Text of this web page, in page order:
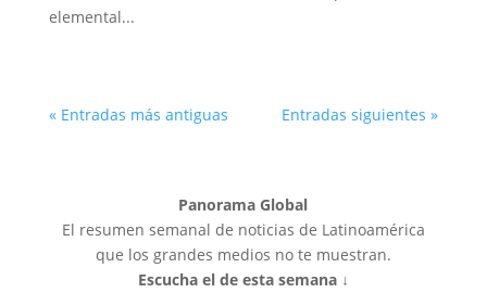
elemental...
« Entradas más antiguas Entradas siguientes »
Panorama Global
El resumen semanal de noticias de Latinoamérica
que los grandes medios no te muestran.
Escucha el de esta semana ↓